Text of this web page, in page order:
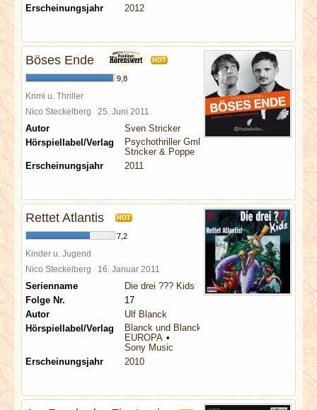
Erscheinungsjahr
2012
Böses Ende HOT
9,8
Krimi u. Thriller
Nico Steckelberg 25. Juni 2011
Autor
Sven Stricker
Hörspiellabel/Verlag
Psychothriller GmbH
Stricker & Poppe
Erscheinungsjahr
2011
Rettet Atlantis HOT
7,2
Kinder u. Jugend
Nico Steckelberg 16. Januar 2011
Serienname
Die drei ??? Kids
Folge Nr.
17
Autor
Ulf Blanck
Hörspiellabel/Verlag
Blanck und Blanck
EUROPA
Sony Music
Erscheinungsjahr
2010